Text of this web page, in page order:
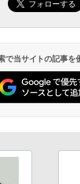
で当サイトの記事を